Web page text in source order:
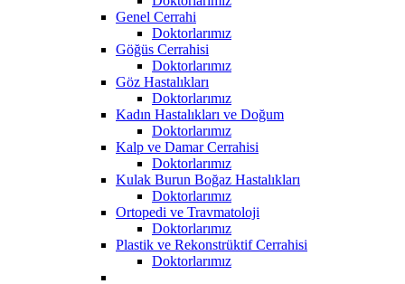
Genel Cerrahi
Doktorlarımız
Göğüs Cerrahisi
Doktorlarımız
Göz Hastalıkları
Doktorlarımız
Kadın Hastalıkları ve Doğum
Doktorlarımız
Kalp ve Damar Cerrahisi
Doktorlarımız
Kulak Burun Boğaz Hastalıkları
Doktorlarımız
Ortopedi ve Travmatoloji
Doktorlarımız
Plastik ve Rekonstrüktif Cerrahisi
Doktorlarımız